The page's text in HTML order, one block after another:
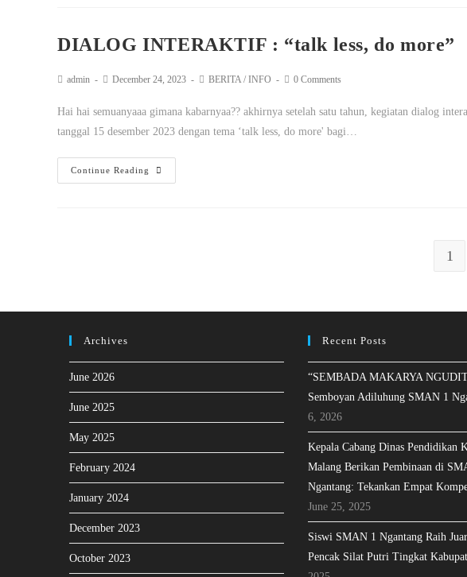
DIALOG INTERAKTIF : “talk less, do more”
admin December 24, 2023 BERITA / INFO 0 Comments
Hai hai semuanyaaa gimana kabarnyaa?? akhirnya setelah satu tahun, kegiatan dialog
tanggal 15 desember 2023 dengan tema ‘talk less, do more' bagi…
Continue Reading
1
Archives
June 2026
June 2025
May 2025
February 2024
January 2024
December 2023
October 2023
Recent Posts
“SEMBADA MAKARYA
Semboyan Adiluhung SMAN 1
6, 2026
Kepala Cabang Dinas Pendidikan
Malang Berikan Pembinaan di
Ngantang: Tekankan Empat
June 25, 2025
Siswi SMAN 1 Ngantang Raih
Pencak Silat Putri Tingkat